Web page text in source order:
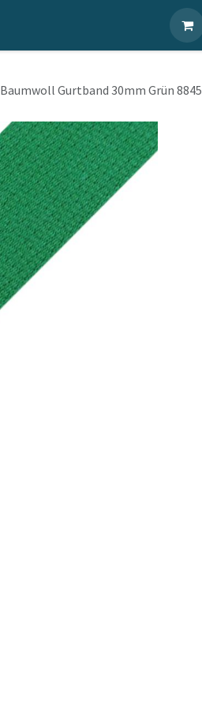
Baumwoll Gurtband 30mm Grün 8845